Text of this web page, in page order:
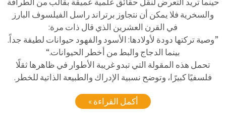
حينما تريد التعرض لنقل حقائق علمية عميقة بقالب من الطرافة
والسخرية فلا يمكن أن نتجاوز برتراند راسل الفيلسوف البارز
في القرن العشرين الذي قال ذات مرة:
”وصية تركتها دودة لأولادها: الأسود والفهود حيوانات لطيفة جداً.
بينما الدجاج والبط من أخطر الحيوانات.“
تحمل هذه المقولة التي تبدو غريبة الأطوار في ظاهرها ثقلًا
فلسفيًا كبيرًا، وتوضح نسبية الإدراك والطبيعة الذاتية للخطر.
أكمل القراءة »